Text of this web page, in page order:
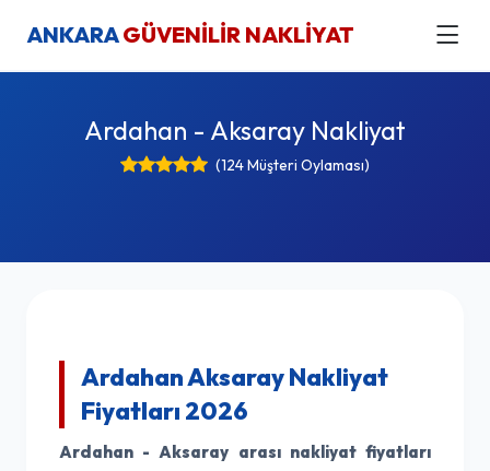
ANKARAGÜVENİLİR NAKLİYAT
Ardahan - Aksaray Nakliyat
(124 Müşteri Oylaması)
Ardahan Aksaray Nakliyat
Fiyatları 2026
Ardahan - Aksaray arası nakliyat fiyatları